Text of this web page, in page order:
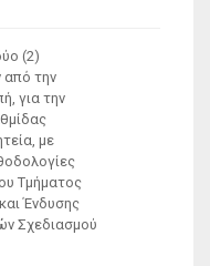
(2)
από την
για την
με
Τμήματος
Ένδυσης
Σχεδιασμού